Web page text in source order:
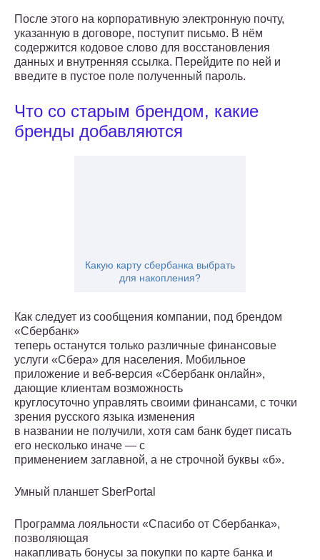
После этого на корпоративную электронную почту,
указанную в договоре, поступит письмо. В нём
содержится кодовое слово для восстановления
данных и внутренняя ссылка. Перейдите по ней и
введите в пустое поле полученный пароль.
Что со старым брендом, какие
бренды добавляются
Какую карту сбербанка выбрать
для накопления?
Как следует из сообщения компании, под брендом
«Сбербанк»
теперь останутся только различные финансовые
услуги «Сбера» для населения. Мобильное
приложение и веб-версия «Сбербанк онлайн»,
дающие клиентам возможность
круглосуточно управлять своими финансами, с точки
зрения русского языка изменения
в названии не получили, хотя сам банк будет писать
его несколько иначе — с
применением заглавной, а не строчной буквы «б».
Умный планшет SberPortal
Программа лояльности «Спасибо от Сбербанка»,
позволяющая
накапливать бонусы за покупки по карте банка и